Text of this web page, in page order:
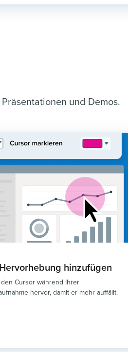
und Demos.
hinzufügen
den Cursor während Ihrer
hervor, damit er mehr auffällt.